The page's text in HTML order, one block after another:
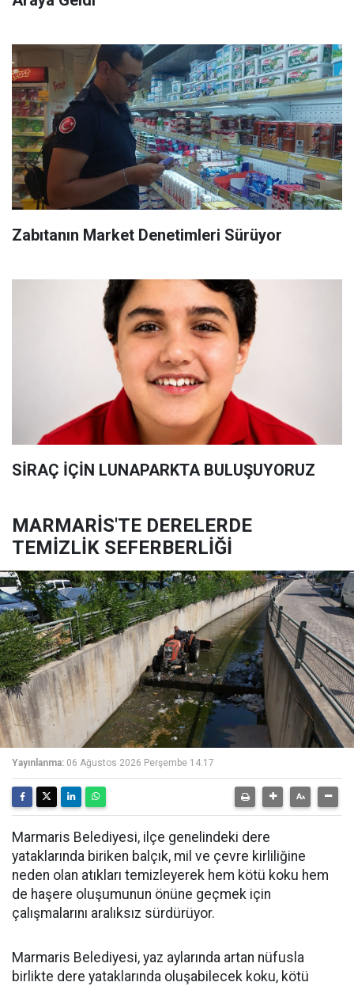
Zabıtanın Market Denetimleri Sürüyor
SİRAÇ İÇİN LUNAPARKTA BULUŞUYORUZ
MARMARİS'TE DERELERDE
TEMİZLİK SEFERBERLİĞİ
Yayınlanma: 06 Ağustos 2026 Perşembe 14:17
Marmaris Belediyesi, ilçe genelindeki dere
yataklarında biriken balçık, mil ve çevre kirliliğine
neden olan atıkları temizleyerek hem kötü koku hem
de haşere oluşumunun önüne geçmek için
çalışmalarını aralıksız sürdürüyor.
Marmaris Belediyesi, yaz aylarında artan nüfusla
birlikte dere yataklarında oluşabilecek koku, kötü